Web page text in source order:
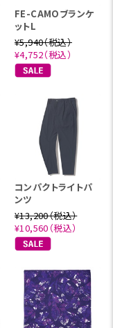
FE-CAMOブランケ
ットL
¥5,940（税込）
¥4,752（税込）
コンパクトライトパ
ンツ
¥13,200（税込）
¥10,560（税込）